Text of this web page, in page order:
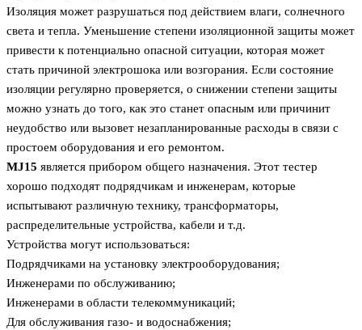
Изоляция может разрушаться под действием влаги, солнечного
света и тепла. Уменьшение степени изоляционной защиты может
привести к потенциально опасной ситуации, которая может
стать причиной электрошока или возгорания. Если состояние
изоляции регулярно проверяется, о снижении степени защиты
можно узнать до того, как это станет опасным или причинит
неудобство или вызовет незапланированные расходы в связи с
простоем оборудования и его ремонтом.
MJ15 является прибором общего назначения. Этот тестер
хорошо подходят подрядчикам и инженерам, которые
испытывают различную технику, трансформаторы,
распределительные устройства, кабели и т.д.
Устройства могут использоваться:
Подрядчиками на установку электрооборудования;
Инженерами по обслуживанию;
Инженерами в области телекоммуникаций;
Для обслуживания газо- и водоснабжения;